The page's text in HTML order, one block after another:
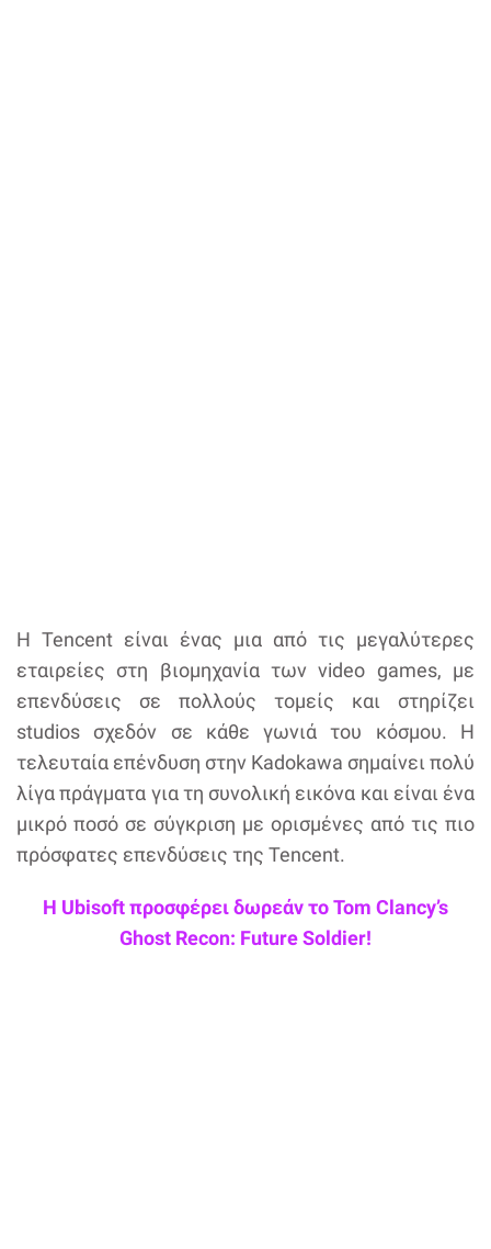
Η Tencent είναι ένας μια από τις μεγαλύτερες
εταιρείες στη βιομηχανία των video games, με
επενδύσεις σε πολλούς τομείς και στηρίζει
studios σχεδόν σε κάθε γωνιά του κόσμου. Η
τελευταία επένδυση στην Kadokawa σημαίνει πολύ
λίγα πράγματα για τη συνολική εικόνα και είναι ένα
μικρό ποσό σε σύγκριση με ορισμένες από τις πιο
πρόσφατες επενδύσεις της Tencent.
Η Ubisoft προσφέρει δωρεάν το Tom Clancy’s
Ghost Recon: Future Soldier!